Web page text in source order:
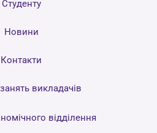
Студенту
Новини
Контакти
викладачів
відділення